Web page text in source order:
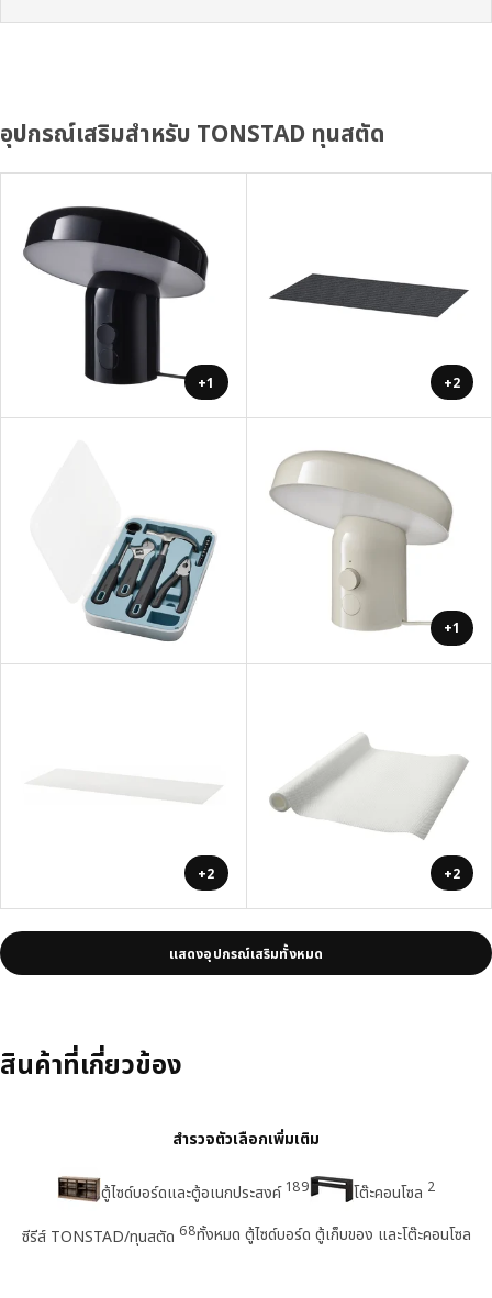
อุปกรณ์เสริมสำหรับ TONSTAD ทุนสตัด
+1 +2
+1
+2 +2
แสดงอุปกรณ์เสริมทั้งหมด
สินค้าที่เกี่ยวข้อง
สำรวจตัวเลือกเพิ่มเติม
ตู้ไซด์บอร์ดและตู้อเนกประสงค์ 189 โต๊ะคอนโซล 2
ซีรีส์ TONSTAD/ทุนสตัด 68ทั้งหมด ตู้ไซด์บอร์ด ตู้เก็บของ และโต๊ะคอนโซล